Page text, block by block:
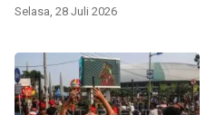
Selasa, 28 Juli 2026